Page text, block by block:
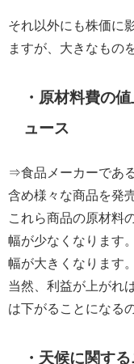
それ以外にも株価に
ますが、大きなもの
・原材料費の
ュース
⇒食品メーカーであ
含め様々な商品を発
これら商品の原材料
幅が少なくなります
幅が大きくなります。
当然、利益が上がれ
は下がることになる
・天候に関す